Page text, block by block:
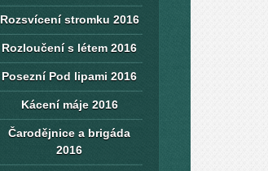
Rozsvícení stromku 2016
Rozloučení s létem 2016
Posezní Pod lipami 2016
Kácení máje 2016
Čarodějnice a brigáda
2016